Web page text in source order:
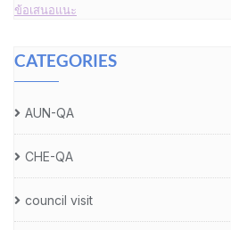
ข้อเสนอแนะ
CATEGORIES
AUN-QA
CHE-QA
council visit